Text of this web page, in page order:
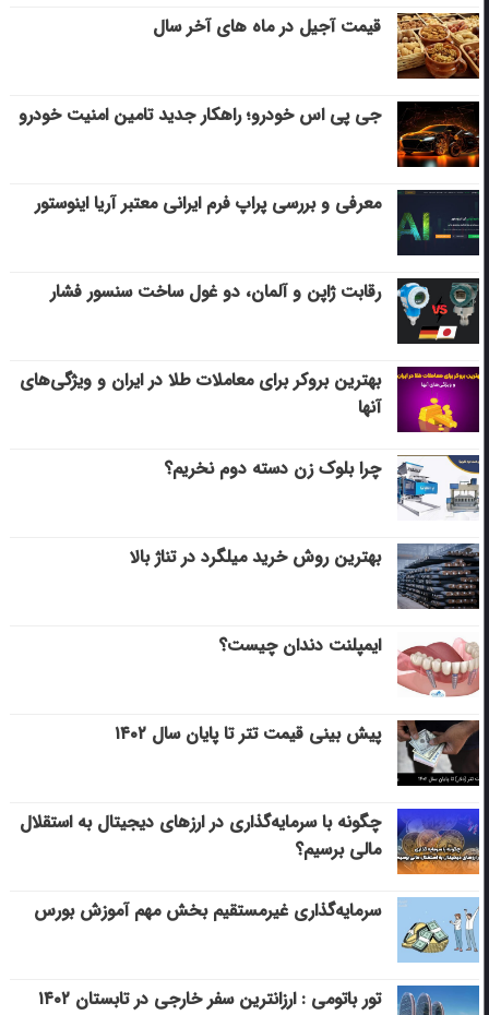
قیمت آجیل در ماه های آخر سال
جی پی اس خودرو؛ راهکار جدید تامین امنیت خودرو
معرفی و بررسی پراپ فرم ایرانی معتبر آریا اینوستور
رقابت ژاپن و آلمان، دو غول ساخت سنسور فشار
بهترین بروکر برای معاملات طلا در ایران و ویژگی‌های
آنها
چرا بلوک زن دسته دوم نخریم؟
بهترین روش خرید میلگرد در تناژ بالا
ایمپلنت دندان چیست؟
پیش بینی قیمت تتر تا پایان سال ۱۴۰۲
چگونه با سرمایه‌گذاری در ارزهای دیجیتال به استقلال
مالی برسیم؟
سرمایه‌گذاری غیرمستقیم بخش مهم آموزش بورس
تور باتومی : ارزانترین سفر خارجی در تابستان ۱۴۰۲